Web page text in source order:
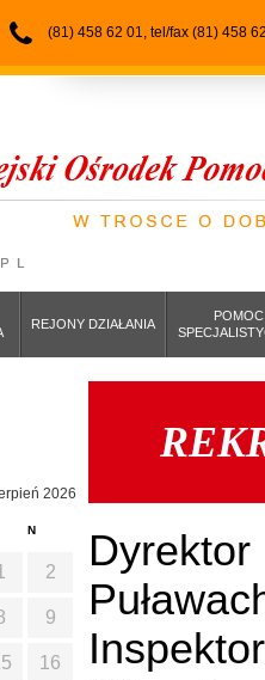
(81) 458 62 01, tel/fax (81) 458
REJONY DZIAŁANIA
POMOC
2026
N
2
9
16